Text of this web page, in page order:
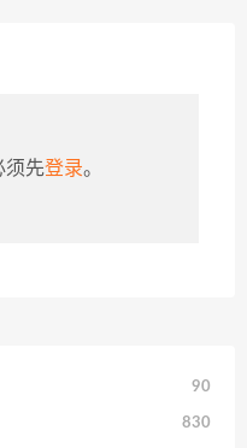
须先登录。
90
830